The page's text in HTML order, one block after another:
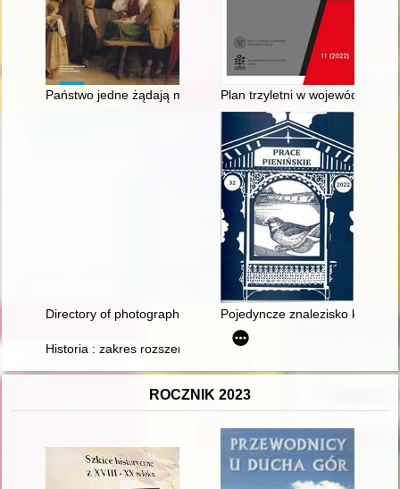
Państwo jedne żądają mieć Madame, umiejącą po
Plan trzyletni w województwie
Directory of photographers from Rhein to Wladyvostok 1839-
Pojedyncze znalezisko
Historia : zakres rozszerzony
ROCZNIK 2023